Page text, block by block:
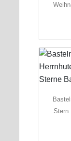
Stern